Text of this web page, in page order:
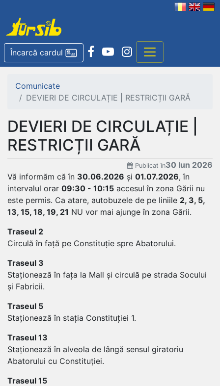
Încarcă cardul
Comunicate
DEVIERI DE CIRCULAȚIE | RESTRICȚII GARĂ
DEVIERI DE CIRCULAȚIE |
RESTRICȚII GARĂ
Publicat în30 Iun 2026
Vă informăm că în 30.06.2026 și 01.07.2026, în
intervalul orar 09:30 - 10:15 accesul în zona Gării nu
este permis. Ca atare, autobuzele de pe liniile 2, 3, 5,
13, 15, 18, 19, 21 NU vor mai ajunge în zona Gării.
Traseul 2
Circulă în față pe Constituție spre Abatorului.
Traseul 3
Staționează în fața la Mall și circulă pe strada Socului
și Fabricii.
Traseul 5
Staționează în stația Constituției 1.
Traseul 13
Staționează în alveola de lângă sensul giratoriu
Abatorului cu Constituției.
Traseul 15